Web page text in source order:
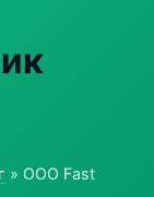
» ООО Fast